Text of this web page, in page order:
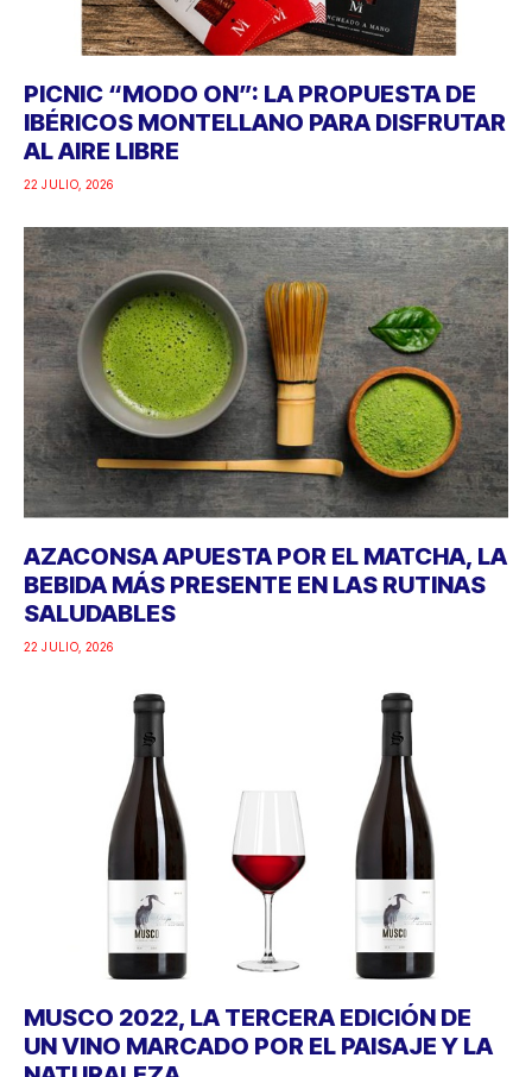
PICNIC “MODO ON”: LA PROPUESTA DE
IBÉRICOS MONTELLANO PARA DISFRUTAR
AL AIRE LIBRE
22 JULIO, 2026
AZACONSA APUESTA POR EL MATCHA, LA
BEBIDA MÁS PRESENTE EN LAS RUTINAS
SALUDABLES
22 JULIO, 2026
MUSCO 2022, LA TERCERA EDICIÓN DE
UN VINO MARCADO POR EL PAISAJE Y LA